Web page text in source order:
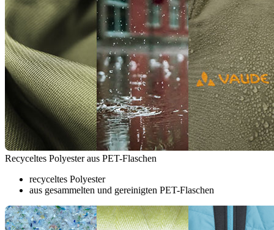
Recyceltes Polyester aus PET-Flaschen
recyceltes Polyester
aus gesammelten und gereinigten PET-Flaschen